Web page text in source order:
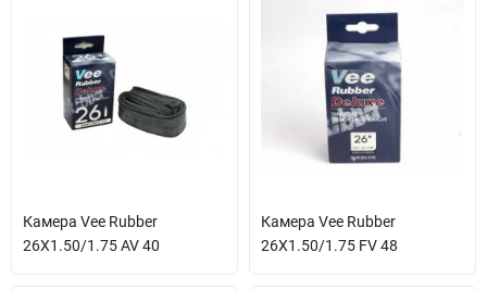
Камера Vee Rubber
26X1.50/1.75 AV 40
Камера Vee Rubber
26X1.50/1.75 FV 48